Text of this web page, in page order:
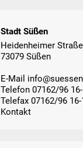
Stadt Süßen
Heidenheimer
73079 Süßen
E-Mail
Telefon 07162/96
Telefax 07162/96 16-
Kontakt